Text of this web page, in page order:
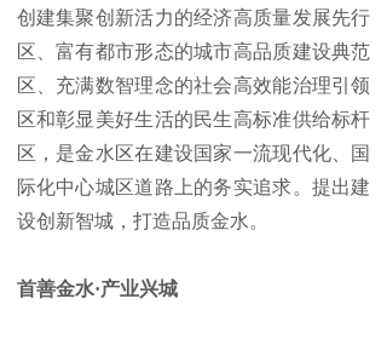
创建集聚创新活力的经济高质量发展先行
区、富有都市形态的城市高品质建设典范
区、充满数智理念的社会高效能治理引领
区和彰显美好生活的民生高标准供给标杆
区，是金水区在建设国家一流现代化、国
际化中心城区道路上的务实追求。提出建
设创新智城，打造品质金水。
首善金水·产业兴城